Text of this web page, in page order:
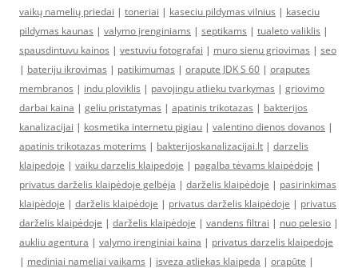
vaikų namelių priedai | toneriai | kaseciu pildymas vilnius | kaseciu
pildymas kaunas | valymo įrenginiams | septikams | tualeto valiklis |
spausdintuvu kainos | vestuviu fotografai | muro sienu griovimas | seo
| bateriju ikrovimas | patikimumas | orapute JDK S 60 | oraputes
membranos | indu ploviklis | pavojingu atlieku tvarkymas | griovimo
darbai kaina | geliu pristatymas | apatinis trikotazas | bakterijos
kanalizacijai | kosmetika internetu pigiau | valentino dienos dovanos |
apatinis trikotazas moterims | bakterijoskanalizacijai.lt | darzelis
klaipedoje | vaiku darzelis klaipedoje | pagalba tėvams klaipėdoje |
privatus darželis klaipėdoje gelbėja | darželis klaipėdoje | pasirinkimas
klaipėdoje | darželis klaipėdoje | privatus darželis klaipėdoje | privatus
darželis klaipėdoje | darželis klaipėdoje | vandens filtrai | nuo pelesio |
aukliu agentura | valymo irenginiai kaina | privatus darzelis klaipedoje
| mediniai nameliai vaikams | isveza atliekas klaipeda | orapūte |